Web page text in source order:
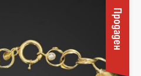
Продаден